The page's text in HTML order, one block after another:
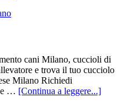
cani Milano, cuccioli di
e trova il tuo cucciolo
Milano Richiedi
… [Continua a leggere...]